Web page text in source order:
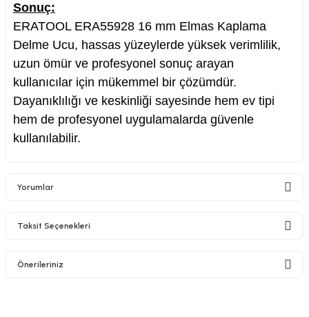
Sonuç:
ERATOOL ERA55928 16 mm Elmas Kaplama
Delme Ucu, hassas yüzeylerde yüksek verimlilik,
uzun ömür ve profesyonel sonuç arayan
kullanıcılar için mükemmel bir çözümdür.
Dayanıklılığı ve keskinliği sayesinde hem ev tipi
hem de profesyonel uygulamalarda güvenle
kullanılabilir.
Yorumlar
Taksit Seçenekleri
Önerileriniz